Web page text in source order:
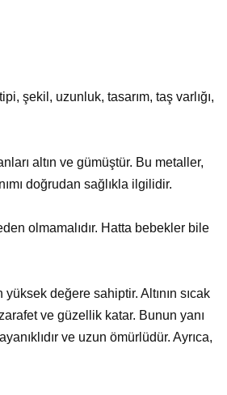
şekil, uzunluk, tasarım, taş varlığı,
altın ve gümüştür. Bu metaller,
doğrudan sağlıkla ilgilidir.
olmamalıdır. Hatta bebekler bile
değere sahiptir. Altının sıcak
ve güzellik katar. Bunun yanı
ve uzun ömürlüdür. Ayrıca,